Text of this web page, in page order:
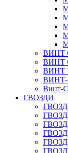
ВИНТ
ВИНТ
ВИНТ
Винт-
ГВОЗДИ